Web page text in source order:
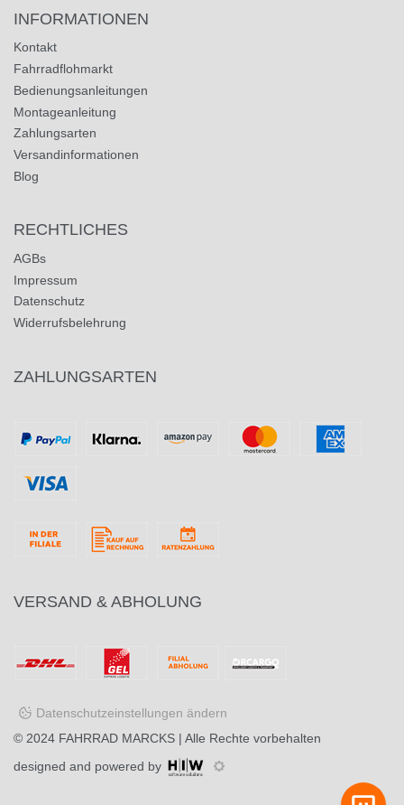
INFORMATIONEN
Kontakt
Fahrradflohmarkt
Bedienungsanleitungen
Montageanleitung
Zahlungsarten
Versandinformationen
Blog
RECHTLICHES
AGBs
Impressum
Datenschutz
Widerrufsbelehrung
ZAHLUNGSARTEN
VERSAND & ABHOLUNG
Datenschutzeinstellungen ändern
© 2024 FAHRRAD MARCKS | Alle Rechte vorbehalten
designed and powered by